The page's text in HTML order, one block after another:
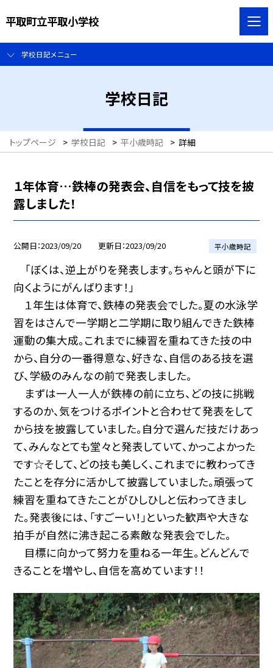
平取町立平取小学校
学校日記メニュー
学校日記
トップページ > 学校日記 > 平小歳時記 > 詳細
１年体育…鉄棒の発表会、自信をもって技を披
露しました！
公開日 2023/09/20 更新日 2023/09/20 平小歳時記
「ぼくは、逆上がりを発表します。ちゃんと頭が下に
向くようにがんばります！」
１年生は体育で、鉄棒の発表会でした。夏の水泳学
習をはさんで一学期と二学期に取り組んできた鉄棒
運動の集大成。これまでに練習を重ねてきた技の中
から、自分の一番得意な、好きな、自信のある技を選
び、学級のみんなの前で発表しました。
まずは一人一人が鉄棒の前に立ち、どの技に挑戦
するのか、気をつけるポイントと合わせて発表をして
から技を披露していました。自分で選んだ技だけあっ
て、みんなとても堂々と発表していて、かっこよかった
です☆そして、どの技も美しく、これまでに教わってき
たことを存分に活かして披露していました。頑張って
練習を重ねてきたことがひしひしと伝わってきまし
た。発表後には、「すごーい！」といった歓声や大きな
拍手が自然に沸き起こる素敵な発表会でした。
目標に向かって努力を重ねる一年生。どんどんで
きることを増やし、自信を高めています！！